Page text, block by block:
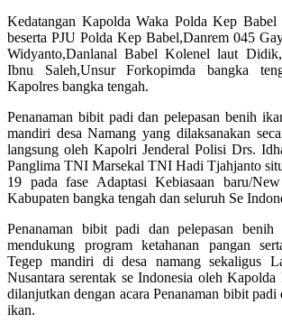
Kedatangan Kapolda Waka Polda Kep
beserta PJU Polda Kep Babel,Danrem 045
Widyanto,Danlanal Babel Kolenel laut
Ibnu Saleh,Unsur Forkopimda bangka
Kapolres bangka tengah.
Penanaman bibit padi dan pelepasan benih
mandiri desa Namang yang dilaksanakan
langsung oleh Kapolri Jenderal Polisi Drs.
Panglima TNI Marsekal TNI Hadi Tjahjanto
19 pada fase Adaptasi Kebiasaan baru/
Kabupaten bangka tengah dan seluruh Se
Penanaman bibit padi dan pelepasan
mendukung program ketahanan pangan
Tegep mandiri di desa namang sekaligus
Nusantara serentak se Indonesia oleh Kapolda
dilanjutkan dengan acara Penanaman bibit padi
ikan.